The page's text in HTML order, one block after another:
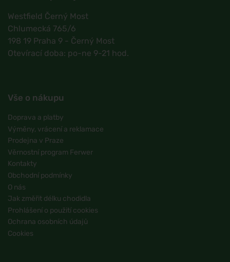
Westfield Černý Most
Chlumecká 765/6
198 19 Praha 9 - Černý Most
Otevírací doba: po-ne 9-21 hod.
Vše o nákupu
Doprava a platby
Výměny, vrácení a reklamace
Prodejna v Praze
Věrnostní program Ferwer
Kontakty
Obchodní podmínky
O nás
Jak změřit délku chodidla
Prohlášení o použití cookies
Ochrana osobních údajů
Cookies